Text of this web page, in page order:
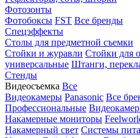
Фотозонты
Фотобоксы FST Все бренды
Спецэффекты
Столы для предметной съемки
Стойки и журавли Стойки для
универсальные Штанги,
Стенды
Видеосъемка Все
Видеокамеры Panasonic Все
Профессиональные
Накамерные мониторы
Накамерный свет Системы